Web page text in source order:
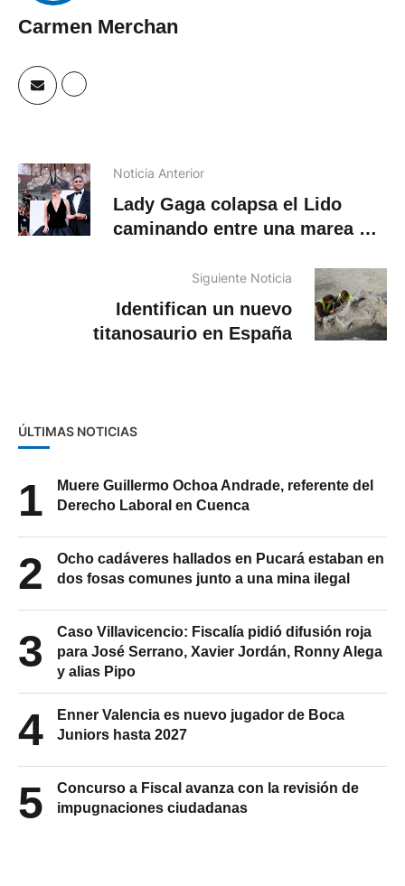
Carmen Merchan
Noticia Anterior
Lady Gaga colapsa el Lido
caminando entre una marea de
Siguiente Noticia
Identifican un nuevo
titanosaurio en España
ÚLTIMAS NOTICIAS
1
Muere Guillermo Ochoa Andrade, referente del
Derecho Laboral en Cuenca
2
Ocho cadáveres hallados en Pucará estaban en
dos fosas comunes junto a una mina ilegal
3
Caso Villavicencio: Fiscalía pidió difusión roja
para José Serrano, Xavier Jordán, Ronny Alega
y alias Pipo
4
Enner Valencia es nuevo jugador de Boca
Juniors hasta 2027
5
Concurso a Fiscal avanza con la revisión de
impugnaciones ciudadanas